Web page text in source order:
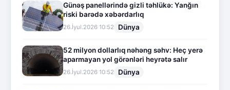
Günəş panellərində gizli təhlükə: Yanğın
riski barədə xəbərdarlıq
26.İyul.2026 10:52 Dünya
52 milyon dollarlıq nəhəng səhv: Heç yerə
aparmayan yol görənləri heyrətə salır
26.İyul.2026 10:52 Dünya